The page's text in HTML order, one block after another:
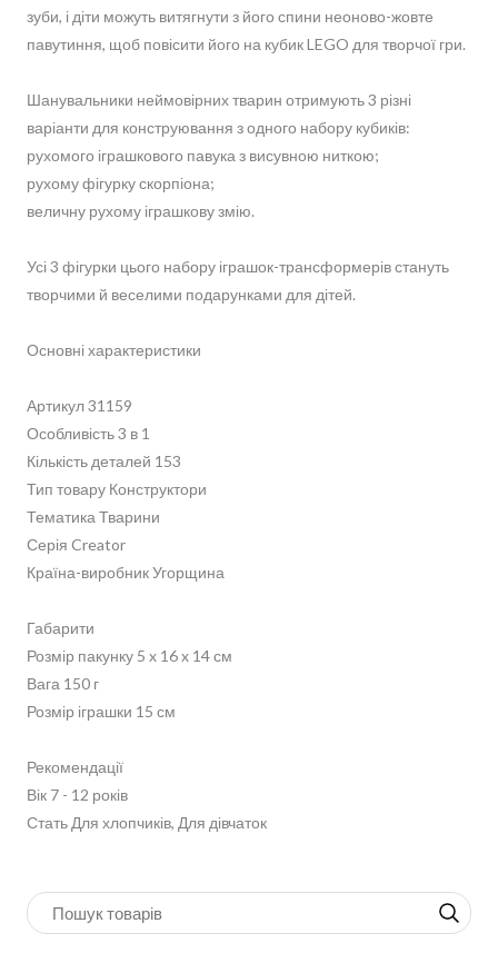
зуби, і діти можуть витягнути з його спини неоново-жовте
павутиння, щоб повісити його на кубик LEGO для творчої гри.
Шанувальники неймовірних тварин отримують 3 різні
варіанти для конструювання з одного набору кубиків:
рухомого іграшкового павука з висувною ниткою;
рухому фігурку скорпіона;
величну рухому іграшкову змію.
Усі 3 фігурки цього набору іграшок-трансформерів стануть
творчими й веселими подарунками для дітей.
Основні характеристики
Артикул 31159
Особливість 3 в 1
Кількість деталей 153
Тип товару Конструктори
Тематика Тварини
Серія Creator
Країна-виробник Угорщина
Габарити
Розмір пакунку 5 x 16 x 14 см
Вага 150 г
Розмір іграшки 15 см
Рекомендації
Вік 7 - 12 років
Стать Для хлопчиків, Для дівчаток